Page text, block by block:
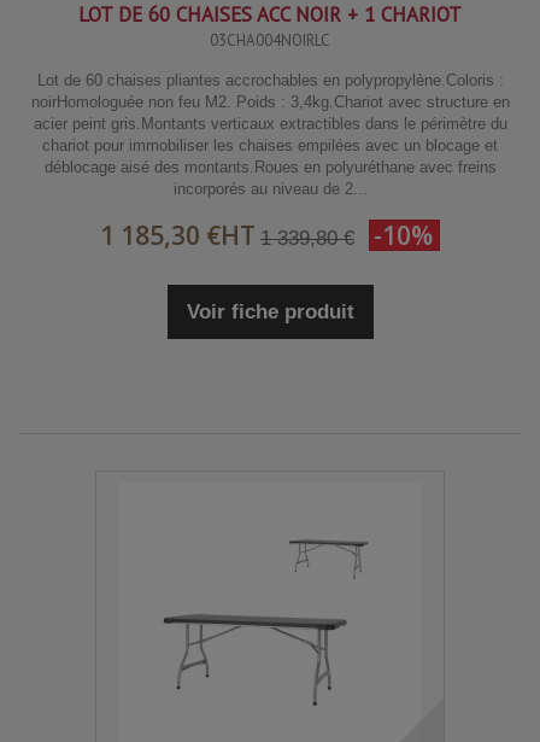
LOT DE 60 CHAISES ACC NOIR + 1 CHARIOT
03CHA004NOIRLC
Lot de 60 chaises pliantes accrochables en polypropylène.Coloris :
noirHomologuée non feu M2. Poids : 3,4kg.Chariot avec structure en
acier peint gris.Montants verticaux extractibles dans le périmètre du
chariot pour immobiliser les chaises empilées avec un blocage et
déblocage aisé des montants.Roues en polyuréthane avec freins
incorporés au niveau de 2...
1 185,30 €HT 1 339,80 € -10%
Voir fiche produit